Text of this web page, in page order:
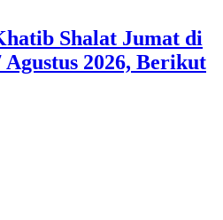
Shalat Jumat di
2026, Berikut